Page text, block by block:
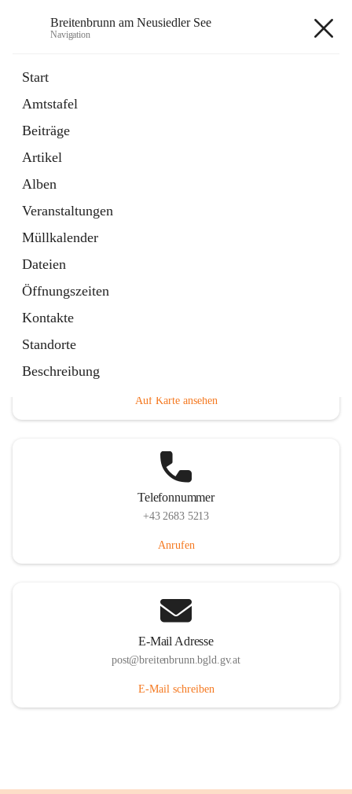
Breitenbrunn am Neusiedler See
Navigation
Start
Amtstafel
Beiträge
Artikel
Alben
Veranstaltungen
Müllkalender
Dateien
Öffnungszeiten
Kontakte
Standorte
Beschreibung
18 Schnellzugriffe
Gemeindeservice
Auf Karte ansehen
Telefonnummer
+43 2683 5213
Anrufen
E-Mail Adresse
post@breitenbrunn.bgld.gv.at
E-Mail schreiben